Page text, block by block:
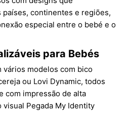
continentes e regiões,
especial entre o bebé e o
para Bebés
vários modelos com bico
ou Lovi Dynamic, todos
com impressão de alta
Pegada My Identity